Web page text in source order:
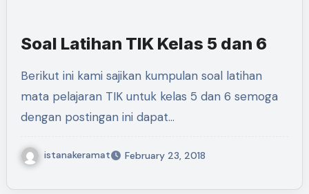
Soal Latihan TIK Kelas 5 dan 6
Berikut ini kami sajikan kumpulan soal latihan
mata pelajaran TIK untuk kelas 5 dan 6 semoga
dengan postingan ini dapat…
istanakeramat February 23, 2018